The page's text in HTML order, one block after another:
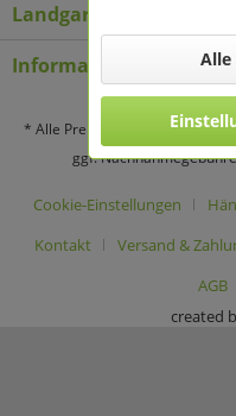
Landgard Deko &
Informationen
* Alle Preise verstehen sich
ggf.
Cookie-Einstellungen
Kontakt
Versand &
AGB
created
Alle